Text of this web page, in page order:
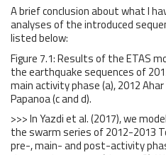
A brief conclusion about what I
analyses of the introduced
listed below:
Figure 7.1: Results of the ETAS
the earthquake sequences of
main activity phase (a), 2012
Papanoa (c and d).
>>> In Yazdi et al. (2017), we
the swarm series of 2012-2013
pre-, main- and post-activity